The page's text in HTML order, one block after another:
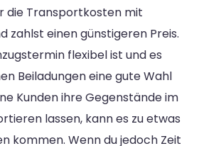
die Transportkosten mit
zahlst einen günstigeren Preis.
flexibel ist und es
Beiladungen eine gute Wahl
Kunden ihre Gegenstände im
lassen, kann es zu etwas
kommen. Wenn du jedoch Zeit